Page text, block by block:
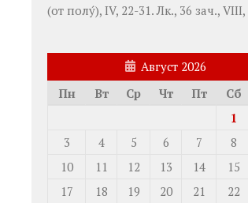
(от полу́), IV, 22-31. Лк., 36 зач., VIII,
Август 2026
Пн
Вт Ср Чт Пт Сб
1
3
4 5 6 7 8
10
11 12 13 14 15
17
18 19 20 21 22